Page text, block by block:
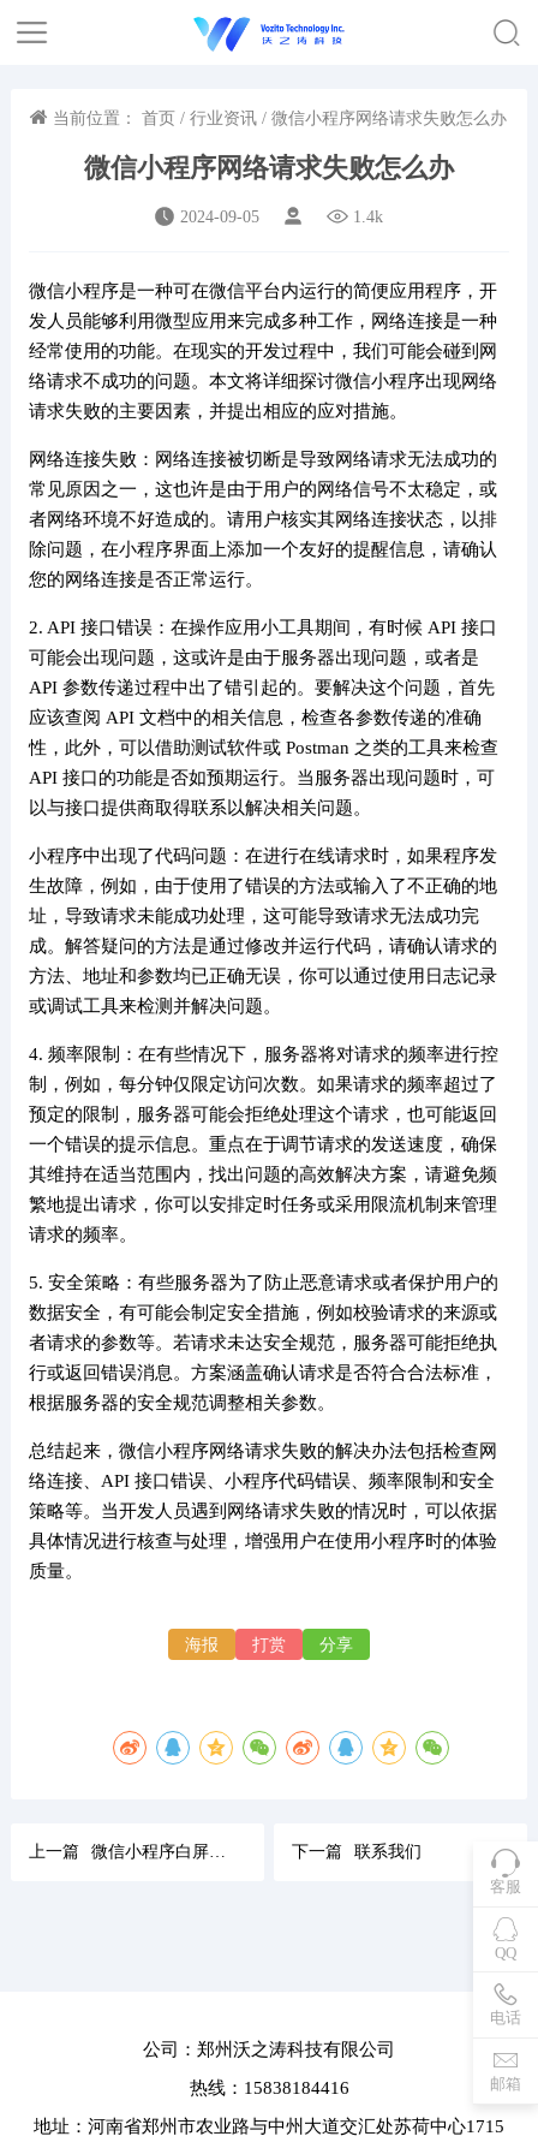
当前位置： 首页 / 行业资讯 / 微信小程序网络请求失败怎么办
微信小程序网络请求失败怎么办
2024-09-05 1.4k
微信小程序是一种可在微信平台内运行的简便应用程序，开
发人员能够利用微型应用来完成多种工作，网络连接是一种
经常使用的功能。在现实的开发过程中，我们可能会碰到网
络请求不成功的问题。本文将详细探讨微信小程序出现网络
请求失败的主要因素，并提出相应的应对措施。
网络连接失败：网络连接被切断是导致网络请求无法成功的
常见原因之一，这也许是由于用户的网络信号不太稳定，或
者网络环境不好造成的。请用户核实其网络连接状态，以排
除问题，在小程序界面上添加一个友好的提醒信息，请确认
您的网络连接是否正常运行。
2. API 接口错误：在操作应用小工具期间，有时候 API 接口
可能会出现问题，这或许是由于服务器出现问题，或者是
API 参数传递过程中出了错引起的。要解决这个问题，首先
应该查阅 API 文档中的相关信息，检查各参数传递的准确
性，此外，可以借助测试软件或 Postman 之类的工具来检查
API 接口的功能是否如预期运行。当服务器出现问题时，可
以与接口提供商取得联系以解决相关问题。
小程序中出现了代码问题：在进行在线请求时，如果程序发
生故障，例如，由于使用了错误的方法或输入了不正确的地
址，导致请求未能成功处理，这可能导致请求无法成功完
成。解答疑问的方法是通过修改并运行代码，请确认请求的
方法、地址和参数均已正确无误，你可以通过使用日志记录
或调试工具来检测并解决问题。
4. 频率限制：在有些情况下，服务器将对请求的频率进行控
制，例如，每分钟仅限定访问次数。如果请求的频率超过了
预定的限制，服务器可能会拒绝处理这个请求，也可能返回
一个错误的提示信息。重点在于调节请求的发送速度，确保
其维持在适当范围内，找出问题的高效解决方案，请避免频
繁地提出请求，你可以安排定时任务或采用限流机制来管理
请求的频率。
5. 安全策略：有些服务器为了防止恶意请求或者保护用户的
数据安全，有可能会制定安全措施，例如校验请求的来源或
者请求的参数等。若请求未达安全规范，服务器可能拒绝执
行或返回错误消息。方案涵盖确认请求是否符合合法标准，
根据服务器的安全规范调整相关参数。
总结起来，微信小程序网络请求失败的解决办法包括检查网
络连接、API 接口错误、小程序代码错误、频率限制和安全
策略等。当开发人员遇到网络请求失败的情况时，可以依据
具体情况进行核查与处理，增强用户在使用小程序时的体验
质量。
海报 打赏 分享
上一篇 微信小程序白屏问题的快速解决方法 下一篇
联系我们
客服
QQ
电话
邮箱
公司：郑州沃之涛科技有限公司
热线：15838184416
地址：河南省郑州市农业路与中州大道交汇处苏荷中心1715